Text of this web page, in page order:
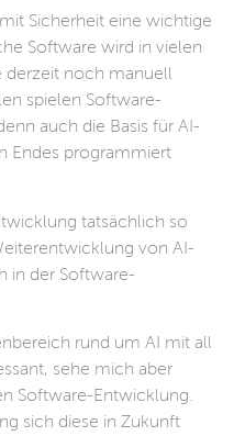
Sicherheit eine wichtige
Software wird in vielen
derzeit noch manuell
spielen Software-
auch die Basis für AI-
Endes programmiert
tatsächlich so
von AI-
in der Software-
rund um AI mit all
sehe mich aber
Software-Entwicklung.
sich diese in Zukunft